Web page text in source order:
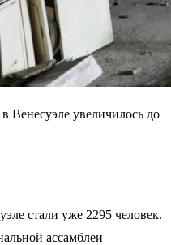
Венесуэле увеличилось до
стали уже 2295 человек.
ассамблеи